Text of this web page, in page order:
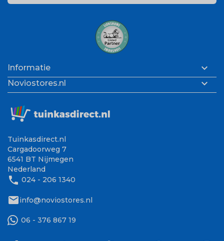
Informatie 
Noviostores.nl 
Tuinkasdirect.nl
Cargadoorweg 7
6541 BT Nijmegen
Nederland
phone 024 - 206 1340
mailinfo@noviostores.nl
06 - 376 867 19